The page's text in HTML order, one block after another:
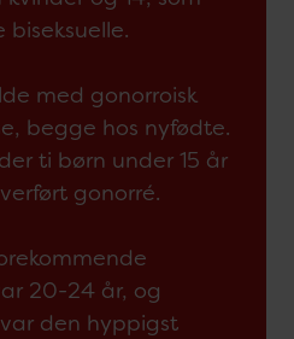
med gonorroisk
begge hos nyfødte.
ti børn under 15 år
gonorré.
20-24 år, og
den hyppigst